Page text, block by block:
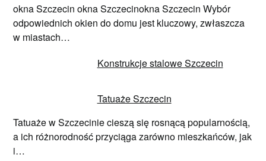
okna Szczecin okna Szczecinokna Szczecin Wybór
odpowiednich okien do domu jest kluczowy, zwłaszcza
w miastach…
Konstrukcje stalowe Szczecin
Tatuaże Szczecin
Tatuaże w Szczecinie cieszą się rosnącą popularnością,
a ich różnorodność przyciąga zarówno mieszkańców, jak
i…